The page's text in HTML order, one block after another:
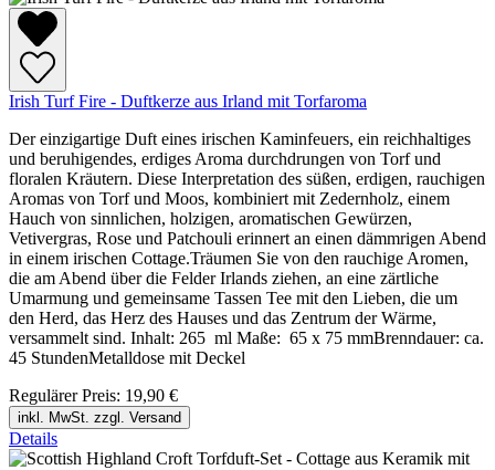
Irish Turf Fire - Duftkerze aus Irland mit Torfaroma
Der einzigartige Duft eines irischen Kaminfeuers, ein reichhaltiges
und beruhigendes, erdiges Aroma durchdrungen von Torf und
floralen Kräutern. Diese Interpretation des süßen, erdigen, rauchigen
Aromas von Torf und Moos, kombiniert mit Zedernholz, einem
Hauch von sinnlichen, holzigen, aromatischen Gewürzen,
Vetivergras, Rose und Patchouli erinnert an einen dämmrigen Abend
in einem irischen Cottage.Träumen Sie von den rauchige Aromen,
die am Abend über die Felder Irlands ziehen, an eine zärtliche
Umarmung und gemeinsame Tassen Tee mit den Lieben, die um
den Herd, das Herz des Hauses und das Zentrum der Wärme,
versammelt sind. Inhalt: 265 ml Maße: 65 x 75 mmBrenndauer: ca.
45 StundenMetalldose mit Deckel
Regulärer Preis: 19,90 €
inkl. MwSt. zzgl. Versand
Details